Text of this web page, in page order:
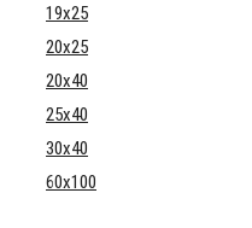
19x25
20x25
20x40
25x40
30x40
60x100